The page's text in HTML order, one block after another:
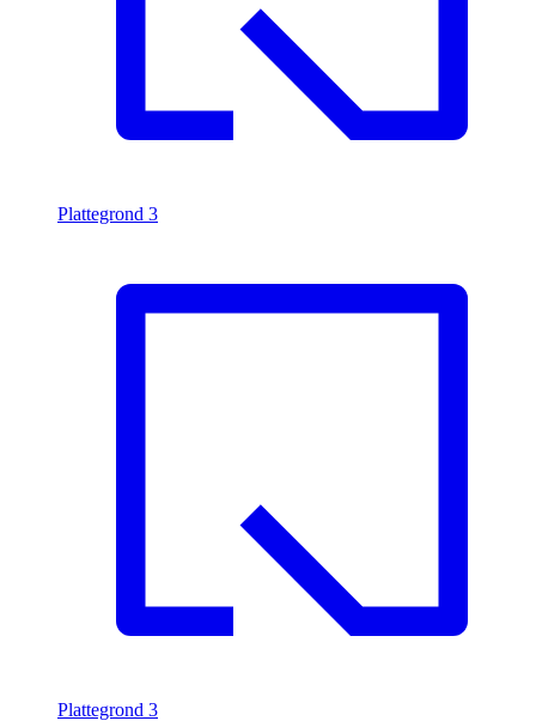
Plattegrond 3
Plattegrond 3